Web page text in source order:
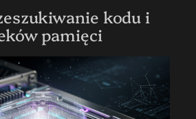
kodu i
pamięci